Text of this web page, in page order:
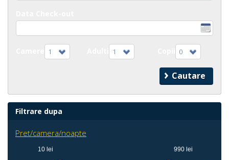
1 1 0
Filtrare dupa
Pret/camera/noapte
10 lei 990 lei